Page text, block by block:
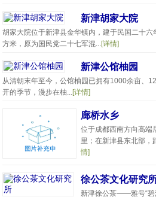
新津胡家大院
胡家大院位于新津县金华镇内，建于民国二十
方米，原为国民党二十七军混...[详情]
新津公馆柚园
从清朝末年至今，公馆柚园已拥有1000余亩、
开的季节，漫步在柚...[详情]
廊桥水乡
位于成都西南方向高端
里；在新津县东北部，
情]
徐公茶文化研究
新津徐公茶——雅号“碧